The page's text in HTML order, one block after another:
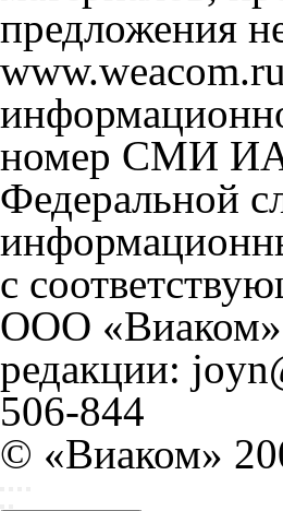
предложения
номер СМИ ИА
Федеральной
с
ООО
редакции:
506-844
© «Виаком»